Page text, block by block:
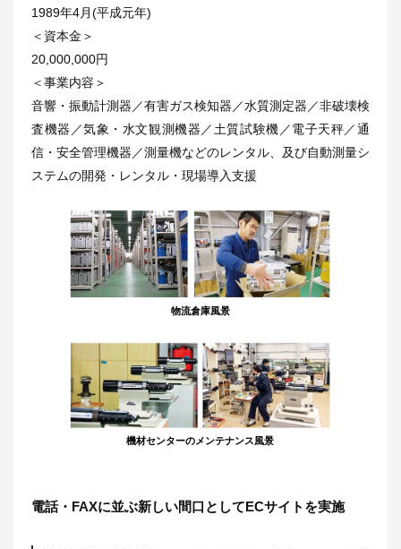
1989年4月(平成元年)
＜資本金＞
20,000,000円
＜事業内容＞
音響・振動計測器／有害ガス検知器／水質測定器／非破壊検
査機器／気象・水文観測機器／土質試験機／電子天秤／通
信・安全管理機器／測量機などのレンタル、及び自動測量シ
ステムの開発・レンタル・現場導入支援
物流倉庫風景
機材センターのメンテナンス風景
電話・FAXに並ぶ新しい間口としてECサイトを実施